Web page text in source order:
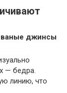
джинсы
— бедра.
линию, что